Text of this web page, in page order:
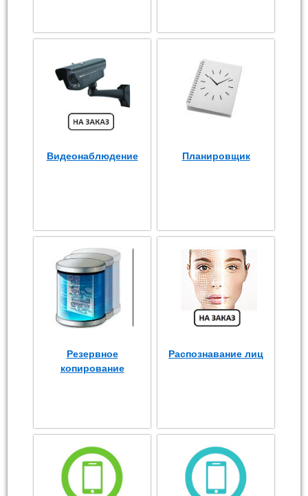
Видеонаблюдение Планировщик
Резервное
копирование
Распознавание лиц